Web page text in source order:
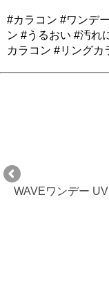
#カラコン #ワンデ
ン #うるおい #汚れ
カラコン #リングカ
WAVEワンデー